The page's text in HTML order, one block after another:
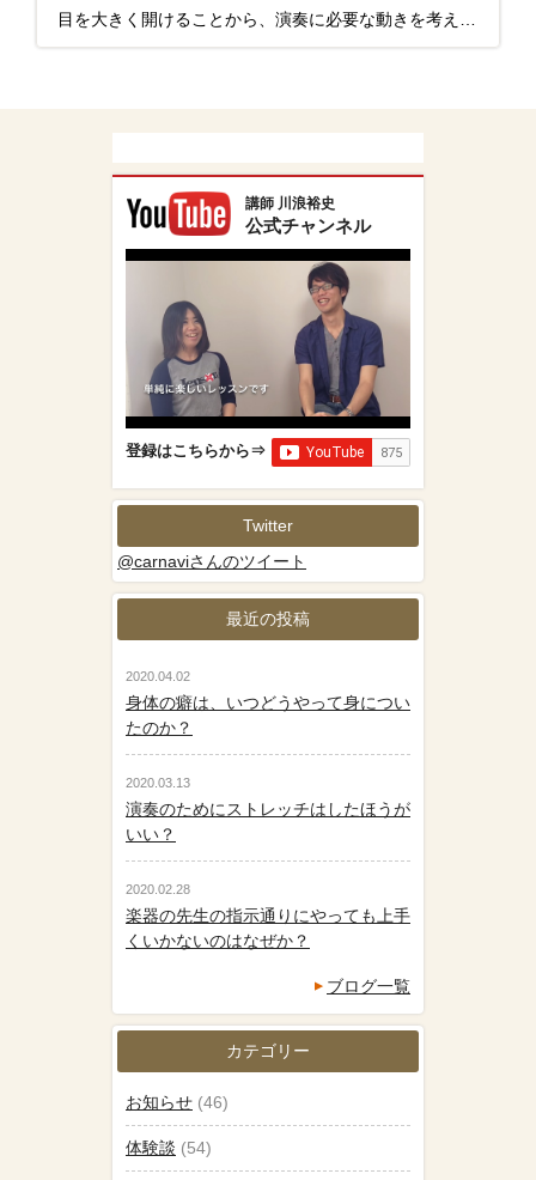
目を大きく開けることから、演奏に必要な動きを考えてみる
講師 川浪裕史
公式チャンネル
登録はこちらから⇒
Twitter
@carnaviさんのツイート
最近の投稿
2020.04.02
身体の癖は、いつどうやって身につい
たのか？
2020.03.13
演奏のためにストレッチはしたほうが
いい？
2020.02.28
楽器の先生の指示通りにやっても上手
くいかないのはなぜか？
ブログ一覧
カテゴリー
お知らせ (46)
体験談 (54)